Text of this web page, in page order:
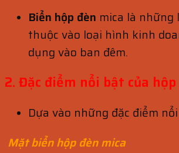
Biển hộp đèn mica là
thuộc vào loại hình kinh
dụng vào ban đêm.
2. Đặc điểm nổi bật của
Dựa vào những đặc điểm
Mặt biển hộp đèn mica